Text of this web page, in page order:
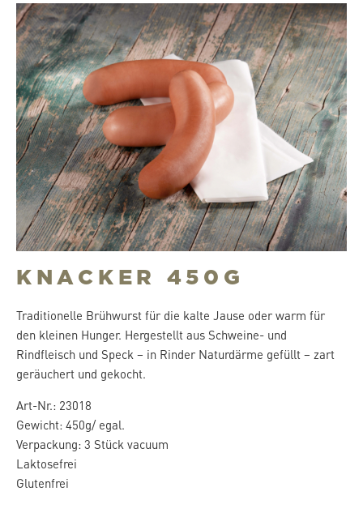
KNACKER 450G
Traditionelle Brühwurst für die kalte Jause oder warm für
den kleinen Hunger. Hergestellt aus Schweine- und
Rindfleisch und Speck – in Rinder Naturdärme gefüllt – zart
geräuchert und gekocht.
Art-Nr.: 23018
Gewicht: 450g/ egal.
Verpackung: 3 Stück vacuum
Laktosefrei
Glutenfrei